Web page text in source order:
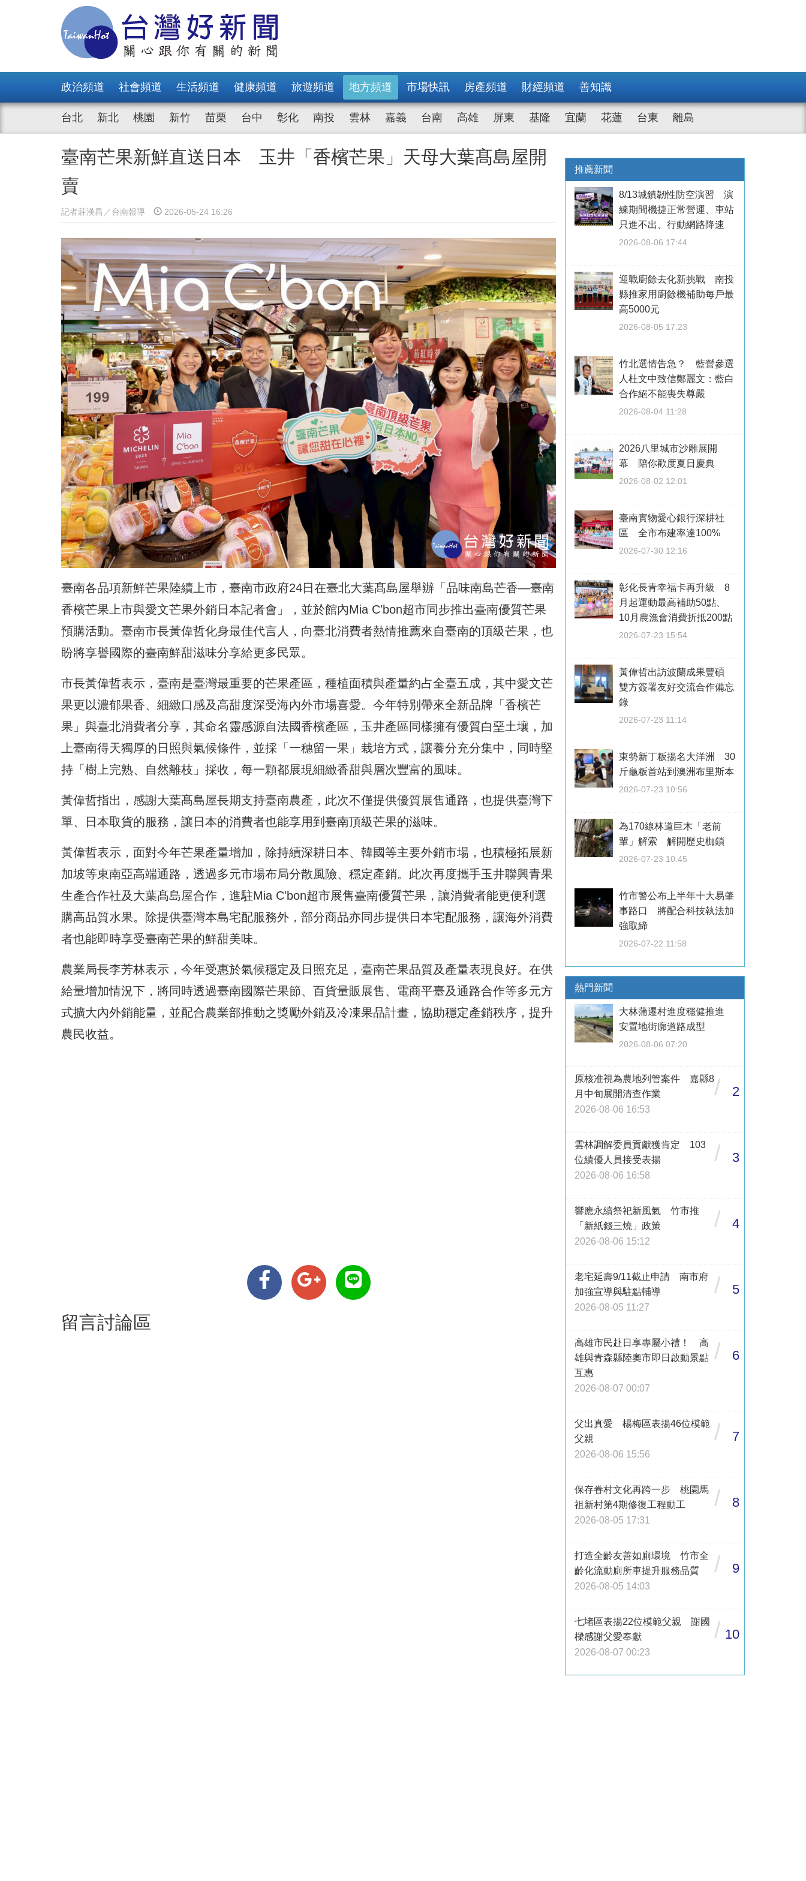
政治頻道 社會頻道 生活頻道 健康頻道 旅遊頻道 地方頻道 市場快訊 房產頻道 財經頻道 善知識
台北 新北 桃園 新竹 苗栗 台中 彰化 南投 雲林 嘉義 台南 高雄 屏東 基隆 宜蘭 花蓮 台東 離島
臺南芒果新鮮直送日本 玉井「香檳芒果」天母大葉髙島屋開
賣
記者莊漢昌／台南報導 2026-05-24 16:26
臺南各品項新鮮芒果陸續上市，臺南市政府24日在臺北大葉髙島屋舉辦「品味南島芒香—臺南
香檳芒果上市與愛文芒果外銷日本記者會」，並於館內Mia C'bon超市同步推出臺南優質芒果
預購活動。臺南市長黃偉哲化身最佳代言人，向臺北消費者熱情推薦來自臺南的頂級芒果，也
盼將享譽國際的臺南鮮甜滋味分享給更多民眾。
市長黃偉哲表示，臺南是臺灣最重要的芒果產區，種植面積與產量約占全臺五成，其中愛文芒
果更以濃郁果香、細緻口感及高甜度深受海內外市場喜愛。今年特別帶來全新品牌「香檳芒
果」與臺北消費者分享，其命名靈感源自法國香檳產區，玉井產區同樣擁有優質白堊土壤，加
上臺南得天獨厚的日照與氣候條件，並採「一穗留一果」栽培方式，讓養分充分集中，同時堅
持「樹上完熟、自然離枝」採收，每一顆都展現細緻香甜與層次豐富的風味。
黃偉哲指出，感謝大葉髙島屋長期支持臺南農產，此次不僅提供優質展售通路，也提供臺灣下
單、日本取貨的服務，讓日本的消費者也能享用到臺南頂級芒果的滋味。
黃偉哲表示，面對今年芒果產量增加，除持續深耕日本、韓國等主要外銷市場，也積極拓展新
加坡等東南亞高端通路，透過多元市場布局分散風險、穩定產銷。此次再度攜手玉井聯興青果
生產合作社及大葉髙島屋合作，進駐Mia C'bon超市展售臺南優質芒果，讓消費者能更便利選
購高品質水果。除提供臺灣本島宅配服務外，部分商品亦同步提供日本宅配服務，讓海外消費
者也能即時享受臺南芒果的鮮甜美味。
農業局長李芳林表示，今年受惠於氣候穩定及日照充足，臺南芒果品質及產量表現良好。在供
給量增加情況下，將同時透過臺南國際芒果節、百貨量販展售、電商平臺及通路合作等多元方
式擴大內外銷能量，並配合農業部推動之獎勵外銷及冷凍果品計畫，協助穩定產銷秩序，提升
農民收益。
留言討論區
推薦新聞
8/13城鎮韌性防空演習 演
練期間機捷正常營運、車站
只進不出、行動網路降速
2026-08-06 17:44
迎戰廚餘去化新挑戰 南投
縣推家用廚餘機補助每戶最
高5000元
2026-08-05 17:23
竹北選情告急？ 藍營參選
人杜文中致信鄭麗文：藍白
合作絕不能喪失尊嚴
2026-08-04 11:28
2026八里城市沙雕展開
幕 陪你歡度夏日慶典
2026-08-02 12:01
臺南實物愛心銀行深耕社
區 全市布建率達100%
2026-07-30 12:16
彰化長青幸福卡再升級 8
月起運動最高補助50點、
10月農漁會消費折抵200點
2026-07-23 15:54
黃偉哲出訪波蘭成果豐碩
雙方簽署友好交流合作備忘
錄
2026-07-23 11:14
東勢新丁粄揚名大洋洲 30
斤龜粄首站到澳洲布里斯本
2026-07-23 10:56
為170線林道巨木「老前
輩」解索 解開歷史枷鎖
2026-07-23 10:45
竹市警公布上半年十大易肇
事路口 將配合科技執法加
強取締
2026-07-22 11:58
熱門新聞
大林蒲遷村進度穩健推進
安置地街廓道路成型
2026-08-06 07:20
原核准視為農地列管案件 嘉縣8
月中旬展開清查作業
2026-08-06 16:53
/ 2
雲林調解委員貢獻獲肯定 103
位績優人員接受表揚
2026-08-06 16:58
/ 3
響應永續祭祀新風氣 竹市推
「新紙錢三燒」政策
2026-08-06 15:12
/ 4
老宅延壽9/11截止申請 南市府
加強宣導與駐點輔導
2026-08-05 11:27
/ 5
高雄市民赴日享專屬小禮！ 高
雄與青森縣陸奧市即日啟動景點
互惠
2026-08-07 00:07
/ 6
父出真愛 楊梅區表揚46位模範
父親
2026-08-06 15:56
/ 7
保存眷村文化再跨一步 桃園馬
祖新村第4期修復工程動工
2026-08-05 17:31
/ 8
打造全齡友善如廁環境 竹市全
齡化流動廁所車提升服務品質
2026-08-05 14:03
/ 9
七堵區表揚22位模範父親 謝國
樑感謝父愛奉獻
2026-08-07 00:23
/ 10